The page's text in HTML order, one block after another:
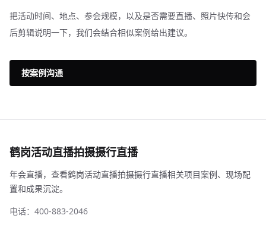
把活动时间、地点、参会规模，以及是否需要直播、照片快传和会
后剪辑说明一下，我们会结合相似案例给出建议。
按案例沟通
鹤岗活动直播拍摄摄行直播
年会直播，查看鹤岗活动直播拍摄摄行直播相关项目案例、现场配
置和成果沉淀。
电话：400-883-2046